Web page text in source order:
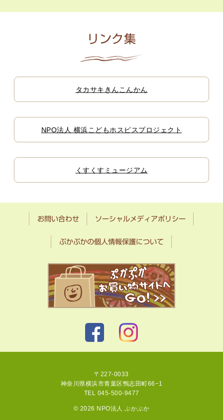
リンク集
タカサキきんこんかん
NPO法人 横浜こどもホスピスプロジェクト
くすくすミュージアム
お問い合わせ ソーシャルメディアポリシー
ぷかぷかの個人情報保護について
〒227-0033
神奈川県横浜市青葉区鴨志田町66−1
TEL 045-500-9477
© 2026 NPO法人 ぷかぷか